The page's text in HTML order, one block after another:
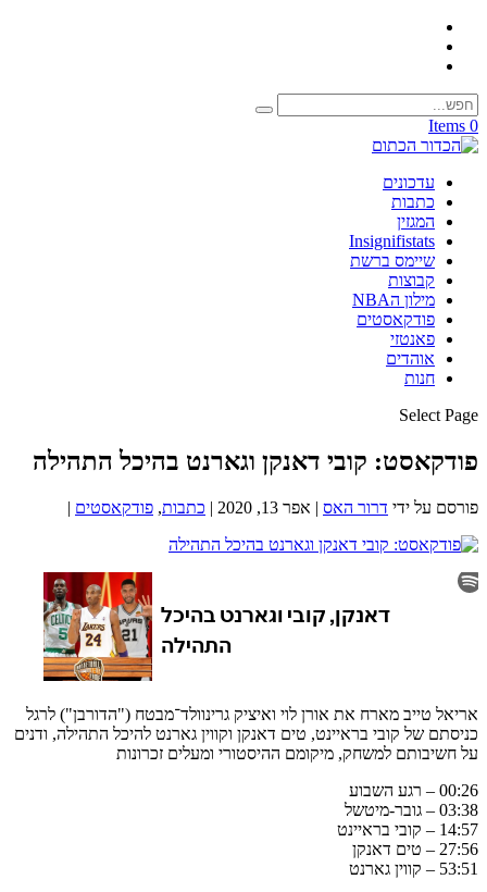
0 Items
עדכונים
כתבות
המגזין
Insignifistats
שיימס ברשת
קבוצות
מילון הNBA
פודקאסטים
פאנטזי
אוהדים
חנות
Select Page
פודקאסט: קובי דאנקן וגארנט בהיכל התהילה
פורסם על ידי דרור האס | אפר 13, 2020 | כתבות, פודקאסטים |
אריאל טייב מארח את אורן לוי ואיציק גרינוולד־מבטח ("הדורבן") לרגל
כניסתם של קובי בראיינט, טים דאנקן וקווין גארנט להיכל התהילה, ודנים
על חשיבותם למשחק, מיקומם ההיסטורי ומעלים זכרונות
00:26 – רגע השבוע
03:38 – גובר-מיטשל
14:57 – קובי בראיינט
27:56 – טים דאנקן
53:51 – קווין גארנט